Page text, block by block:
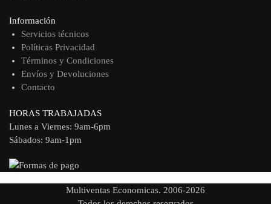
Información
Servicios técnicos
Políticas Privacidad
Términos y Condiciones
Envíos y Devoluciones
Contacto
HORAS TRABAJADAS
Lunes a Viernes: 9am-6pm
Sábados: 9am-1pm
Multiventas Economicas. 2006-2026